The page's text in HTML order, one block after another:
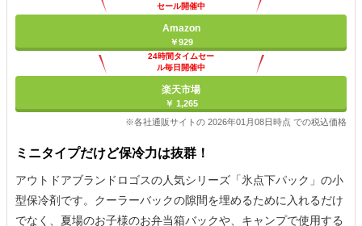
セール開催中
Amazon
￥929
24時間タイムセー
ル毎日開催中
楽天市場
￥ 1,265
※各社通販サイトの 2026年01月08日時点 での税込価格
ミニタイプだけど保冷力は抜群！
アウトドアブランドロゴスの人気シリーズ「氷点下パック」の小
型保冷剤です。クーラーバックの隙間を埋めるために入れるだけ
でなく、夏場のお子様のお弁当箱バックや、キャンプで使用する